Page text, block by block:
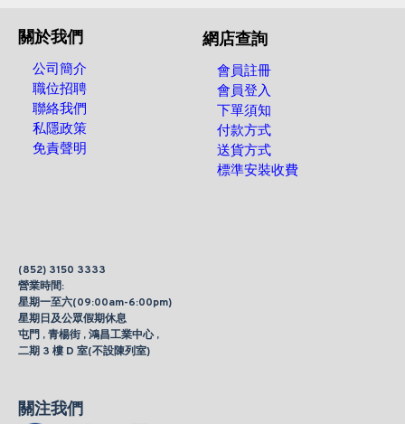
關於我們
公司簡介
職位招聘
聯絡我們
私隱政策
免責聲明
網店查詢
會員註冊
會員登入
下單須知
付款方式
送貨方式
標準安裝收費
(852) 3150 3333
營業時間:
星期一至六(09:00am-6:00pm)
星期日及公眾假期休息
屯門 , 青楊街 , 鴻昌工業中心 ,
二期 3 樓 D 室(不設陳列室)
關注我們